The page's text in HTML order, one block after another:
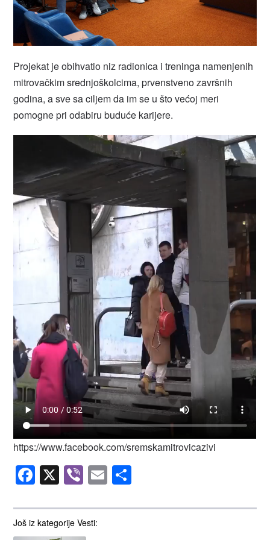
Još iz kategorije Vesti:
Projekat je obihvatio niz radionica i treninga namenjenih
mitrovačkim srednjoškolcima, prvenstveno završnih
godina, a sve sa ciljem da im se u što većoj meri
pomogne pri odabiru buduće karijere.
https://www.facebook.com/sremskamitrovicazivi
Facebook
X Viber
Email